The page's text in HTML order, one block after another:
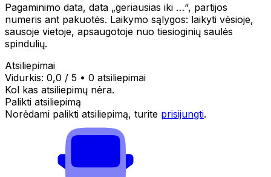
Pagaminimo data, data „geriausias iki …“, partijos
numeris ant pakuotės. Laikymo sąlygos: laikyti vėsioje,
sausoje vietoje, apsaugotoje nuo tiesioginių saulės
spindulių.
Atsiliepimai
Vidurkis: 0,0 / 5 • 0 atsiliepimai
Kol kas atsiliepimų nėra.
Palikti atsiliepimą
Norėdami palikti atsiliepimą, turite prisijungti.